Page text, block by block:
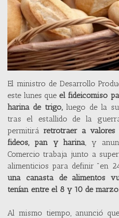
El ministro de Desarrollo
este lunes que el fideicomiso
harina de trigo,luego de la
tras el estallido de la
permitiráretrotraer a
fideos, pan y harina , y
Comercio trabaja junto a
alimenticios para definir "en
una canasta de alimentos
tenían entre el 8 y 10 de
Al mismo tiempo, anunció